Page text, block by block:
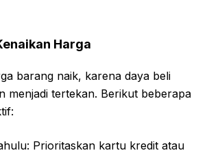
Harga
barang naik, karena daya beli
menjadi tertekan. Berikut beberapa
Prioritaskan kartu kredit atau